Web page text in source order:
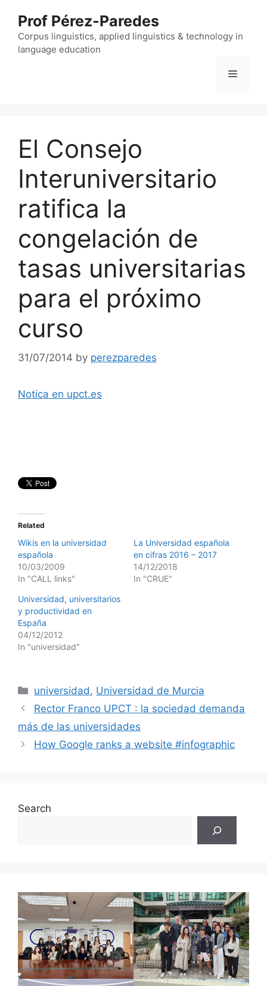
content
Prof Pérez-Paredes
Corpus linguistics, applied linguistics & technology in
language education
Menu
El Consejo
Interuniversitario
ratifica la
congelación de
tasas universitarias
para el próximo
curso
31/07/2014 by perezparedes
Notica en upct.es
Related
Wikis en la universidad
española
10/03/2009
In "CALL links"
La Universidad española
en cifras 2016 – 2017
14/12/2018
In "CRUE"
Universidad, universitarios
y productividad en
España
04/12/2012
In "universidad"
Categories
universidad, Universidad de Murcia
Rector Franco UPCT : la sociedad demanda
más de las universidades
How Google ranks a website #infographic
Search